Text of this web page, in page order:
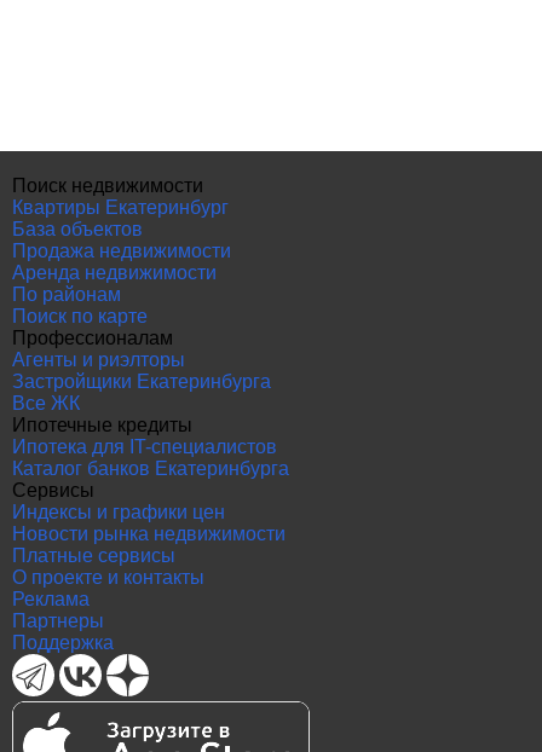
Поиск недвижимости
Квартиры Екатеринбург
База объектов
Продажа недвижимости
Аренда недвижимости
По районам
Поиск по карте
Профессионалам
Агенты и риэлторы
Застройщики Екатеринбурга
Все ЖК
Ипотечные кредиты
Ипотека для IT-специалистов
Каталог банков Екатеринбурга
Сервисы
Индексы и графики цен
Новости рынка недвижимости
Платные сервисы
О проекте и контакты
Реклама
Партнеры
Поддержка